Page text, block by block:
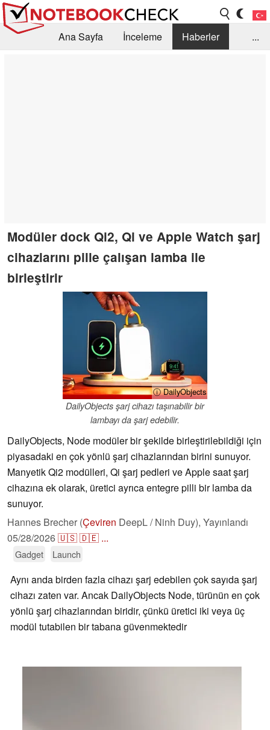
Ana Sayfa İnceleme
Haberler
...
Modüler dock Qi2, Qi ve Apple Watch şarj
cihazlarını pille çalışan lamba ile
birleştirir
ⓘ DailyObjects
DailyObjects şarj cihazı taşınabilir bir
lambayı da şarj edebilir.
DailyObjects, Node modüler bir şekilde birleştirilebildiği için
piyasadaki en çok yönlü şarj cihazlarından birini sunuyor.
Manyetik Qi2 modülleri, Qi şarj pedleri ve Apple saat şarj
cihazına ek olarak, üretici ayrıca entegre pilli bir lamba da
sunuyor.
Hannes Brecher (Çeviren DeepL / Ninh Duy), Yayınlandı
05/28/2026🇺🇸🇩🇪 ...
Gadget Launch
Aynı anda birden fazla cihazı şarj edebilen çok sayıda şarj
cihazı zaten var. Ancak DailyObjects Node, türünün en çok
yönlü şarj cihazlarından biridir, çünkü üretici iki veya üç
modül tutabilen bir tabana güvenmektedir